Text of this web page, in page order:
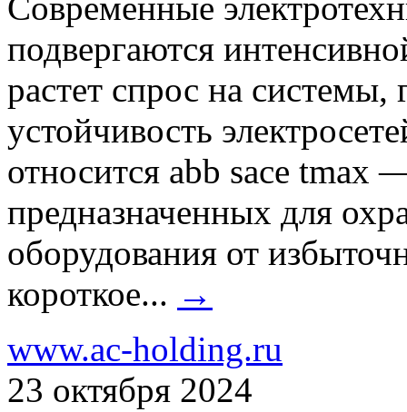
подвергаются
растет спрос на
устойчивость
относится abb sace tmax
предназначенных для
оборудования от
короткое... →
www.ac-holding.ru
23 октября 2024